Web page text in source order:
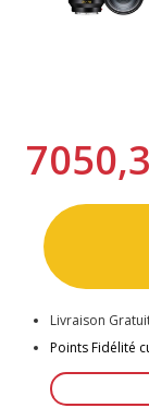
Livraison
Points Fidélité